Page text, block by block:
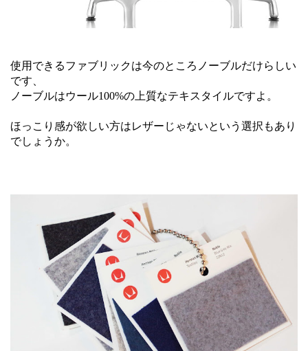
使用できるファブリックは今のところノーブルだけらしい
です、
ノーブルはウール100%の上質なテキスタイルですよ。
ほっこり感が欲しい方はレザーじゃないという選択もあり
でしょうか。